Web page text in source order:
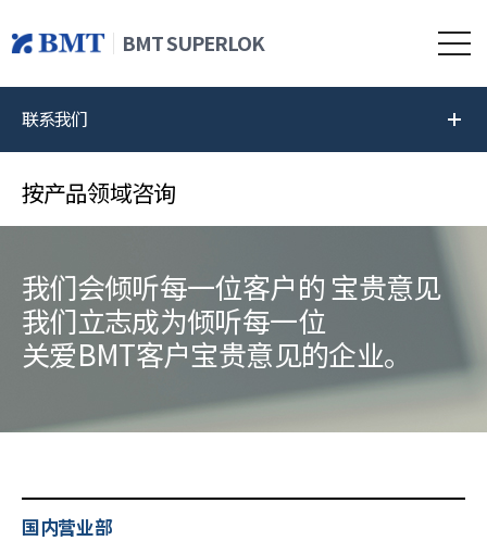
BMT SUPERLOK
联系我们
按产品领域咨询
我们会倾听每一位客户的 宝贵意见
我们立志成为倾听每一位
关爱BMT客户宝贵意见的企业。
国内营业部